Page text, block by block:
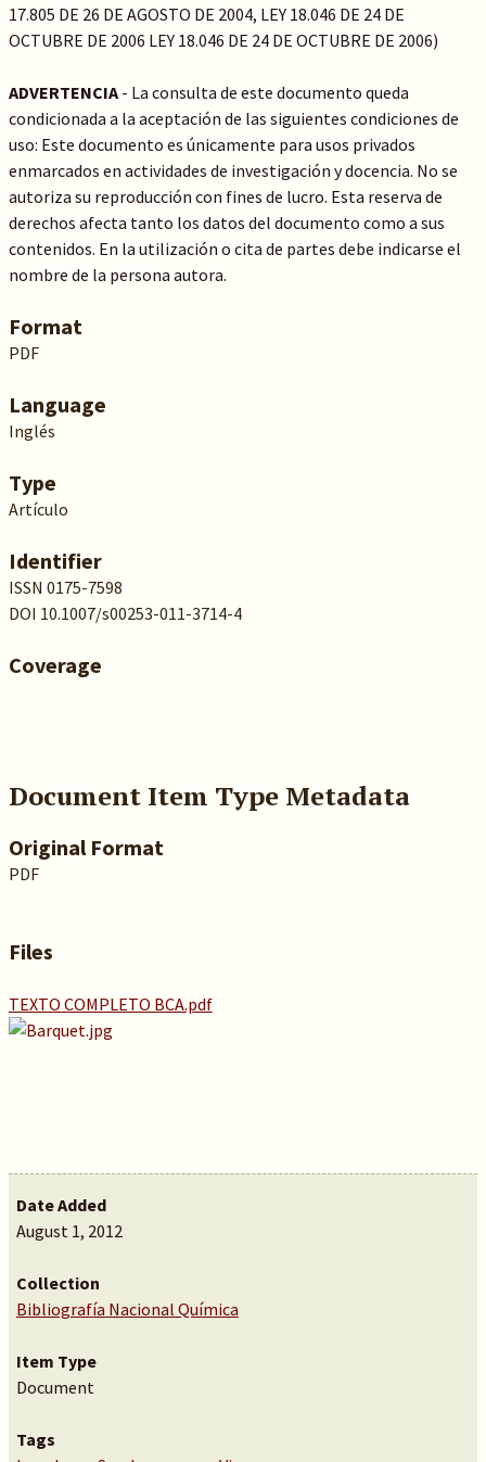
17.805 DE 26 DE AGOSTO DE 2004, LEY 18.046 DE 24 DE
OCTUBRE DE 2006 LEY 18.046 DE 24 DE OCTUBRE DE 2006)
ADVERTENCIA- La consulta de este documento queda
condicionada a la aceptación de las siguientes condiciones de
uso: Este documento es únicamente para usos privados
enmarcados en actividades de investigación y docencia. No se
autoriza su reproducción con fines de lucro. Esta reserva de
derechos afecta tanto los datos del documento como a sus
contenidos. En la utilización o cita de partes debe indicarse el
nombre de la persona autora.
Format
PDF
Language
Inglés
Type
Artículo
Identifier
ISSN 0175-7598
DOI 10.1007/s00253-011-3714-4
Coverage
Document Item Type Metadata
Original Format
PDF
Files
TEXTO COMPLETO BCA.pdf
Date Added
August 1, 2012
Collection
Bibliografía Nacional Química
Item Type
Document
Tags